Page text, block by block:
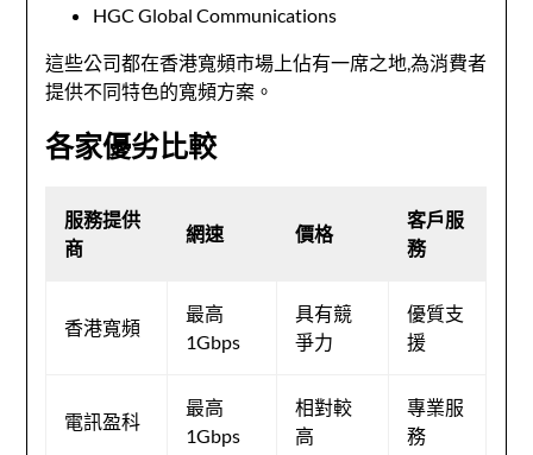
HGC Global Communications
這些公司都在香港寬頻市場上佔有一席之地,為消費者
提供不同特色的寬頻方案。
各家優劣比較
服務提供
商
網速 價格
客戶服
務
香港寬頻
最高
1Gbps
具有競
爭力
優質支
援
電訊盈科
最高
1Gbps
相對較
高
專業服
務